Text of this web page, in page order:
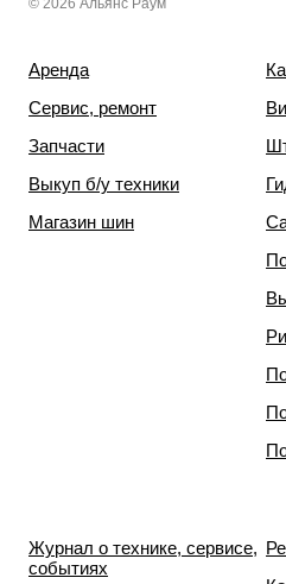
© 2026 Альянс Раум
Аренда
Сервис, ремонт
Запчасти
Выкуп б/у техники
Магазин шин
Журнал о технике, сервисе,
событиях